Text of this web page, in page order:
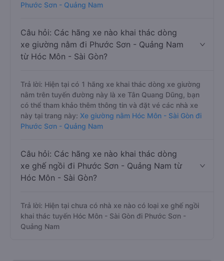
Phước Sơn - Quảng Nam
Câu hỏi: Các hãng xe nào khai thác dòng
xe giường nằm đi Phước Sơn - Quảng Nam
từ Hóc Môn - Sài Gòn?
Trả lời: Hiện tại có 1 hãng xe khai thác dòng xe giường
nằm trên tuyến đường này là xe Tân Quang Dũng, bạn
có thể tham khảo thêm thông tin và đặt vé các nhà xe
này tại trang này: Xe giường nằm Hóc Môn - Sài Gòn đi
Phước Sơn - Quảng Nam
Câu hỏi: Các hãng xe nào khai thác dòng
xe ghế ngồi đi Phước Sơn - Quảng Nam từ
Hóc Môn - Sài Gòn?
Trả lời: Hiện tại chưa có nhà xe nào có loại xe ghế ngồi
khai thác tuyến Hóc Môn - Sài Gòn đi Phước Sơn -
Quảng Nam